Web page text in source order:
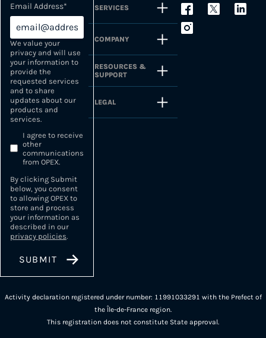
Email Address*
We value your
privacy and will use
your information to
provide the
requested services
and to share
updates about our
products and
services.
I agree to receive
other
communications
from OPEX.
By clicking Submit
below, you consent
to allowing OPEX to
store and process
your information as
described in our
privacy policies.
SERVICES
COMPANY
RESOURCES &
SUPPORT
LEGAL
Activity declaration registered under number: 11991033291 with the Prefect of
the Île-de-France region.
This registration does not constitute State approval.